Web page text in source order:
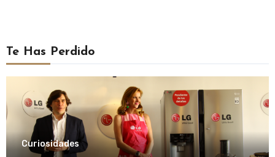
Te Has Perdido
Curiosidades